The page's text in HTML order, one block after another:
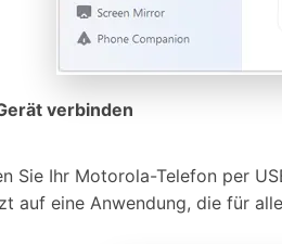
verbinden
Sie Ihr Motorola-Telefon per
auf eine Anwendung, die für